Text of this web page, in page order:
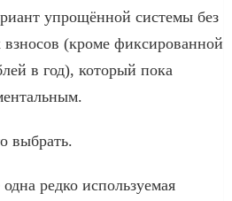
упрощённой системы без
взносов (кроме фиксированной
в год), который пока
выбрать.
редко используемая